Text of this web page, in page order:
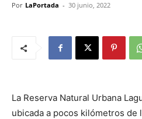
Por LaPortada - 30 junio, 2022
La Reserva Natural Urbana
ubicada a pocos kilómetros de